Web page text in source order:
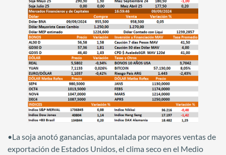
•La soja anotó ganancias, apuntalada por mayores ventas de
exportación de Estados Unidos, el clima seco en el Medio